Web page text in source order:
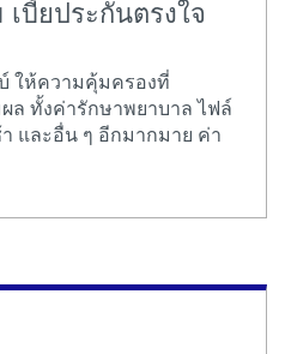
บี้ยประกันตรงใจ
ให้ความคุ้มครองที่
ล ทั้งค่ารักษาพยาบาล ไฟล์
และอื่น ๆ อีกมากมาย ค่า